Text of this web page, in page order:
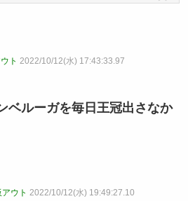
ト 2022/10/12(水) 17:43:33.97
ベルーガを毎日王冠出さなか
ウト 2022/10/12(水) 19:49:27.10